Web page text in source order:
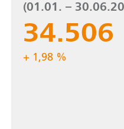
(01.01. –
34.506
+ 1,98 %